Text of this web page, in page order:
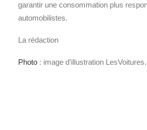
garantir une consommation plus
automobilistes.
La rédaction
Photo : image d’illustration